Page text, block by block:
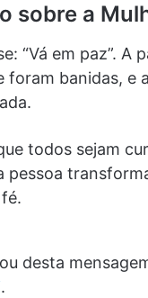
sobre a
“Vá em paz”.
foram banidas, e
todos sejam
pessoa
desta
.